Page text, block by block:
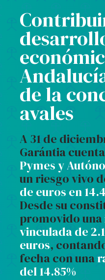
de la
avales
A 31 de
Garántia
Pymes y
un riesgo vivo
de euros en
Desde su
promovido una
vinculada de
euros,
fecha con una
del 14.85%